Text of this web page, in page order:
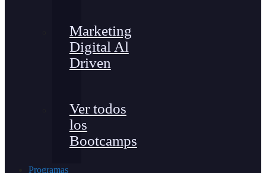
Marketing
Digital Al
Driven
Ver todos
los
Bootcamps
Programas